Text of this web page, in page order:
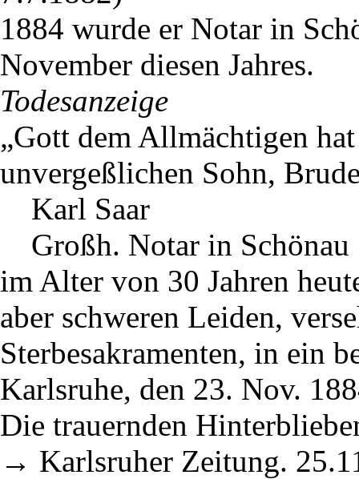
1884 wurde er Notar in
November diesen Jahres.
Todesanzeige
„Gott dem Allmächtigen
unvergeßlichen Sohn,
Karl Saar
Großh. Notar in Schönau
im Alter von 30 Jahren
aber schweren Leiden,
Sterbesakramenten, in ein
Karlsruhe, den 23. Nov.
Die trauernden
→ Karlsruher Zeitung.